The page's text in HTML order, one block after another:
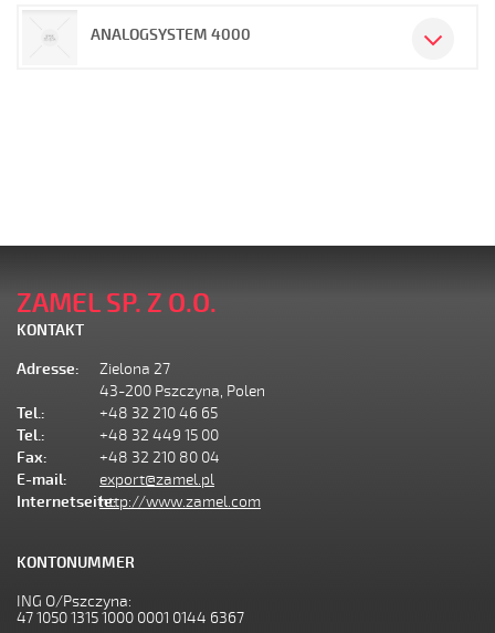
ANALOGSYSTEM 4000
ZAMEL SP. Z O.O.
KONTAKT
Adresse:
Zielona 27
43-200 Pszczyna, Polen
Tel.:
+48 32 210 46 65
Tel.:
+48 32 449 15 00
Fax:
+48 32 210 80 04
E-mail:
export@zamel.pl
Internetseite:http://www.zamel.com
KONTONUMMER
ING O/Pszczyna:
47 1050 1315 1000 0001 0144 6367